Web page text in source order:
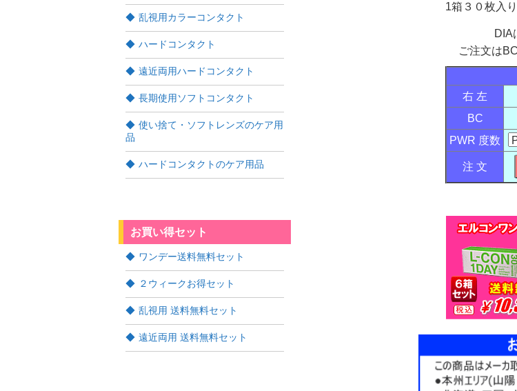
1箱３０枚入
DIA
ご注文は
右 左
BC
PWR 度数
注 文
乱視用カラーコンタクト
ハードコンタクト
遠近両用ハードコンタクト
長期使用ソフトコンタクト
使い捨て・ソフトレンズのケア用
品
ハードコンタクトのケア用品
お買い得セット
ワンデー送料無料セット
２ウィークお得セット
乱視用 送料無料セット
遠近両用 送料無料セット